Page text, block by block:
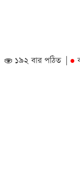
১৯২ বার পঠিত | ●